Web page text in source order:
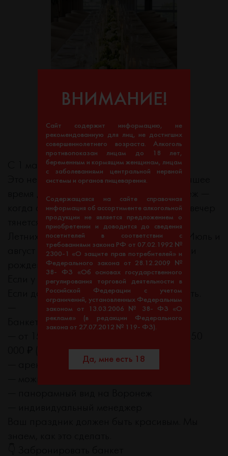
С 1 мая по 10 сентября.
Это не просто даты в календаре. Это лучшее
время для праздника с видом на Воронеж —
когда открыта веранда, город живой, а вечер
тянется долго.
Летних дат для банкета осталось мало. Июль и
август разбирают быстро — свадьбы, дни
рождения, корпоративы, юбилеи.
Если у вас есть дата — звоните сегодня.
Если даты ещё нет — мы поможем выбрать.
Банкет в #МОСКВЕ:
000 ₽ (10й этаж/50 персон)
— аренда зала 0 ₽
ВНИМАНИЕ!
Сайт содержит информацию, не
рекомендованную для лиц, не достигших
совершеннолетнего возраста. Алкоголь
противопоказан лицам до 18 лет,
беременным и кормящим женщинам, лицам
с заболеваниями центральной нервной
системы и органов пищеварения.
Содержащаяся на сайте справочная
информация об ассортименте алкогольной
продукции не является предложением о
приобретении и доводится до сведения
посетителей в соответствии с
требованиями закона РФ от 07.02.1992 №
2300-1 «О защите прав потребителей» и
Федерального закона от 28.12.2009 №
38- ФЗ «Об основах государственного
регулирования торговой деятельности в
Российской Федерации с учетом
ограничений, установленных Федеральным
законом от 13.03.2006 № 38- ФЗ «О
рекламе» (в редакции Федерального
закона от 27.07.2012 № 119- ФЗ).
Да, мне есть 18